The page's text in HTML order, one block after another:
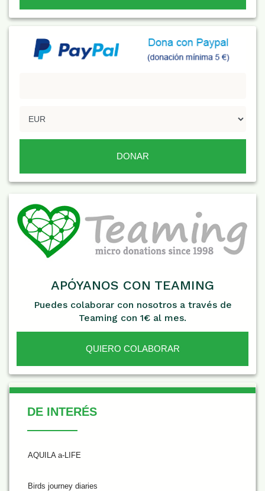
APÓYANOS CON TEAMING
Puedes colaborar con nosotros a través de
Teaming con 1€ al mes.
QUIERO COLABORAR
De Interés
DE INTERÉS
AQUILA a-LIFE
Birds journey diaries